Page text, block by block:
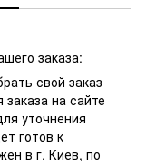
заказа:
свой заказ
на сайте
уточнения
готов к
в г. Киев, по